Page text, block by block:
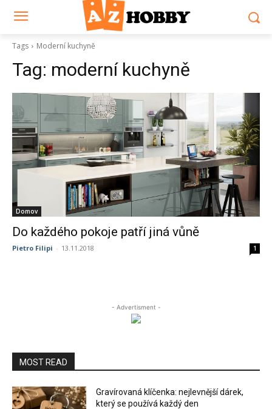
Tags Moderní kuchyně
Tag: moderní kuchyně
Domov
Do každého pokoje patří jiná vůně
Pietro Filipi - 13.11.2018 1
- Advertisment -
MOST READ
Gravírovaná klíčenka: nejlevnější dárek,
který se používá každý den